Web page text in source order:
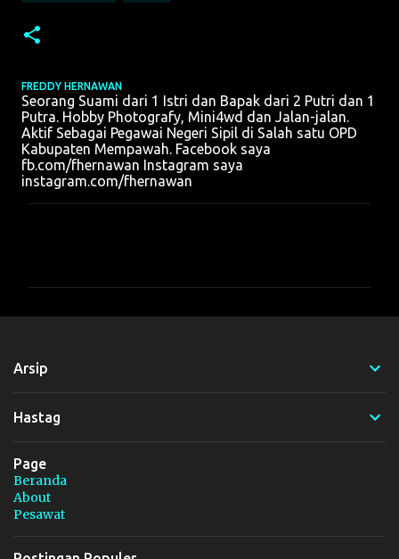
FREDDY HERNAWAN
Seorang Suami dari 1 Istri dan Bapak dari 2 Putri dan 1
Putra. Hobby Photografy, Mini4wd dan Jalan-jalan.
Aktif Sebagai Pegawai Negeri Sipil di Salah satu OPD
Kabupaten Mempawah. Facebook saya
fb.com/fhernawan Instagram saya
instagram.com/fhernawan
Arsip
Hastag
Page
Beranda
About
Pesawat